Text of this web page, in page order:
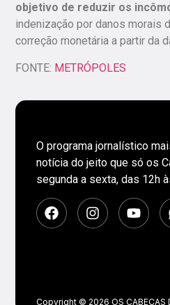
objetivo de reduzir os
indenização por danos morais
correção monetária a partir da
FONTE: METRÓPOLES
O programa jornalístico
notícia do jeito que só os
segunda a sexta, das 12h
Copyright © 2026 OS